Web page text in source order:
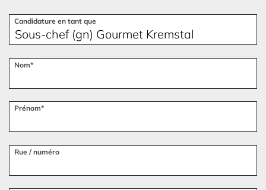
Candidature en tant que
Nom*
Prénom*
Rue / numéro